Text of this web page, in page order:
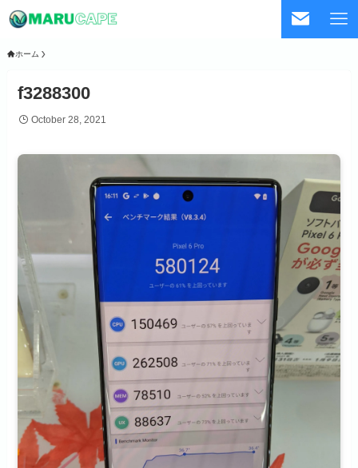
ホーム
f3288300
October 28, 2021